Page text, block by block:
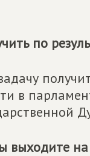
по
в
выходите